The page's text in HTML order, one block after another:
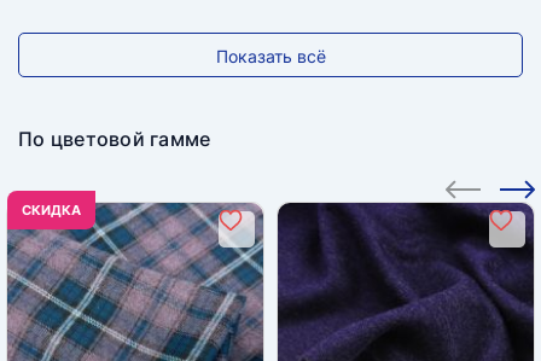
Показать всё
По цветовой гамме
CКИДКА